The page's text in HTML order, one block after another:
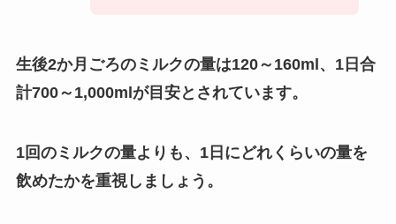
生後2か月ごろのミルクの量は120～160ml、1日合
計700～1,000mlが目安とされています。
1回のミルクの量よりも、1日にどれくらいの量を
飲めたかを重視しましょう。